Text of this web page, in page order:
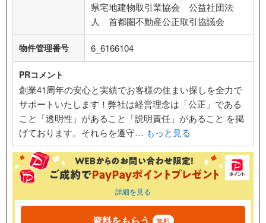
県宅地建物取引業協会 公益社団法
人 首都圏不動産公正取引協議会
物件管理番号 6_6166104
PRコメント
創業41周年の安心と実績でお客様の住まい探しを全力で
サポートいたします！弊社は経営理念は「公正」である
こと「透明性」があること「説明責任」があること を掲
げております。それらを遵守… もっと見る
詳細を見る
無料